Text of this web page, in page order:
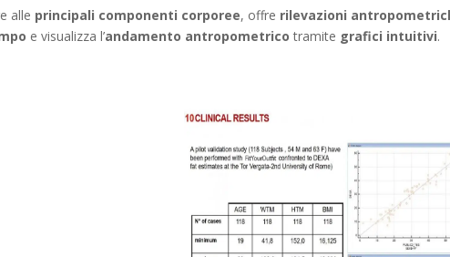
alle principali componenti corporee, offre rilevazioni
e visualizza l’andamento antropometrico tramite grafici intuitivi.